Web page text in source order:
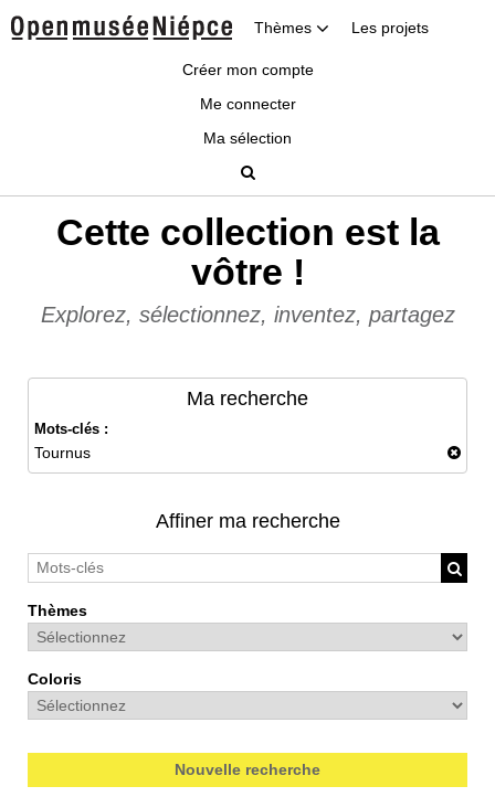
Thèmes Les projets
Créer mon compte
Me connecter
Ma sélection
Cette collection est la
vôtre !
Explorez, sélectionnez, inventez, partagez
Ma recherche
Mots-clés :
Tournus
Affiner ma recherche
Thèmes
Coloris
Nouvelle recherche